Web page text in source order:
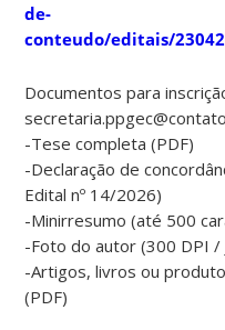
de-
conteudo/editais/
Documentos para
-Tese completa (PDF)
-Declaração de
Edital nº 14/2026)
-Minirresumo (até 500
-Foto do autor (300 DPI /
-Artigos, livros ou
(PDF)